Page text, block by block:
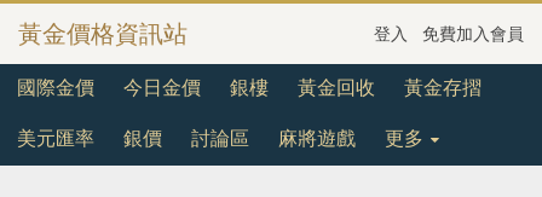
黃金價格資訊站 登入 免費加入會員
國際金價 今日金價 銀樓 黃金回收 黃金存摺
美元匯率 銀價 討論區 麻將遊戲 更多